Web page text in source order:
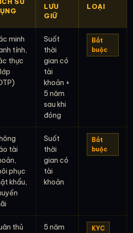
SỬ
LƯU
GIỮ
LOẠI
minh
tính,
thực
Suốt
thời
gian có
tài
khoản +
5 năm
sau khi
đóng
Bắt
buộc
tài
phục
khẩu,
Suốt
thời
gian có
tài
khoản
Bắt
buộc
thủ
5 năm
KYC